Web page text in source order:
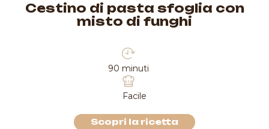
Cestino di pasta sfoglia con
misto di funghi
90 minuti
Facile
Scopri la ricetta